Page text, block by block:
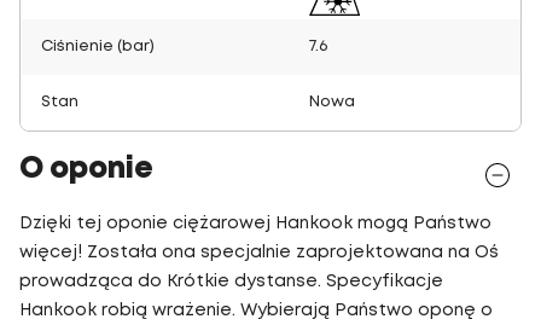
Ciśnienie (bar) 7.6
Stan Nowa
O oponie
Dzięki tej oponie ciężarowej Hankook mogą Państwo
więcej! Została ona specjalnie zaprojektowana na Oś
prowadząca do Krótkie dystanse. Specyfikacje
Hankook robią wrażenie. Wybierają Państwo oponę o